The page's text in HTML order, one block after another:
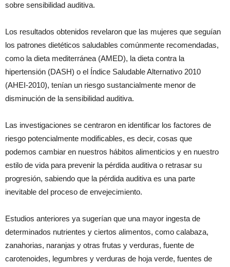
sobre sensibilidad auditiva.
Los resultados obtenidos revelaron que las mujeres que seguían
los patrones dietéticos saludables comúnmente recomendadas,
como la dieta mediterránea (AMED), la dieta contra la
hipertensión (DASH) o el Índice Saludable Alternativo 2010
(AHEI-2010), tenían un riesgo sustancialmente menor de
disminución de la sensibilidad auditiva.
Las investigaciones se centraron en identificar los factores de
riesgo potencialmente modificables, es decir, cosas que
podemos cambiar en nuestros hábitos alimenticios y en nuestro
estilo de vida para prevenir la pérdida auditiva o retrasar su
progresión, sabiendo que la pérdida auditiva es una parte
inevitable del proceso de envejecimiento.
Estudios anteriores ya sugerían que una mayor ingesta de
determinados nutrientes y ciertos alimentos, como calabaza,
zanahorias, naranjas y otras frutas y verduras, fuente de
carotenoides, legumbres y verduras de hoja verde, fuentes de